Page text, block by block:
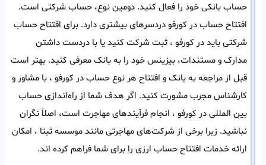
حساب بانکی خود را فعال کنید. دومین نوع، حساب شرکتی است.
افتتاح حساب در کورفو دردسر‌های بیشتری دارد. برای افتتاح حساب
شرکتی باید در کورفو ، ثبت شرکت کنید یا با در‌دست داشتن
مدارک و مستندات، بیزینس خود را به بانک معرفی کنید. بهتر است
قبل از مراجعه به بانک و افتتاح هر‌ نوع حساب در کورفو ، با مشاور و
کارشناس مجرب مشورت کنید. اگر هدف شما از راه‌اندازی حساب
بین المللی در کورفو ، انجام فرآیند‌های مهاجرت است، اصلاً نگران
نباشید. زیرا برخی از شرکت‌های مهاجرتی مانند موسسه ثبتا ، امکان
ارائه خدمات افتتاح حساب ارزی را برای شما فراهم کرده اند.